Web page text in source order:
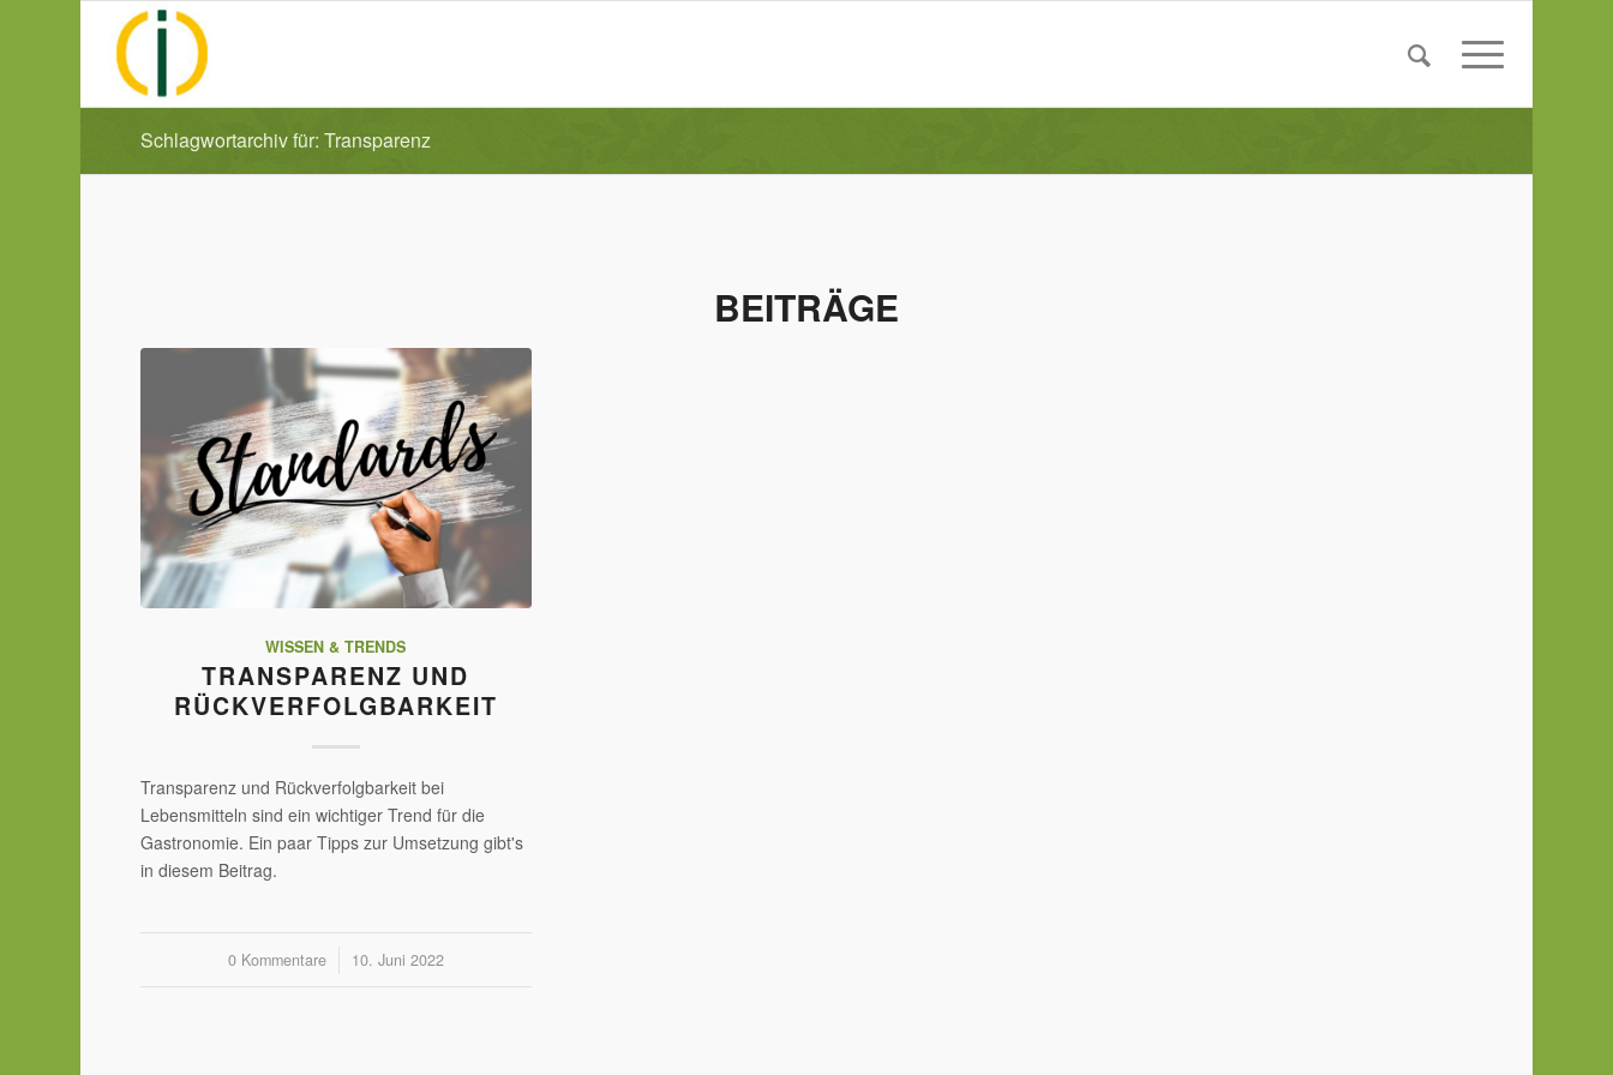
Schlagwortarchiv für: Transparenz
BEITRÄGE
WISSEN & TRENDS
TRANSPARENZ UND
RÜCKVERFOLGBARKEIT
Transparenz und Rückverfolgbarkeit bei
Lebensmitteln sind ein wichtiger Trend für die
Gastronomie. Ein paar Tipps zur Umsetzung gibt's
in diesem Beitrag.
0 Kommentare
/ 10. Juni 2022